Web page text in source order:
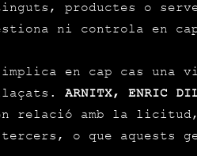
productes o
ni controla en cap
en cap cas una
ARNITX, ENRIC
relació amb la
o que aquests